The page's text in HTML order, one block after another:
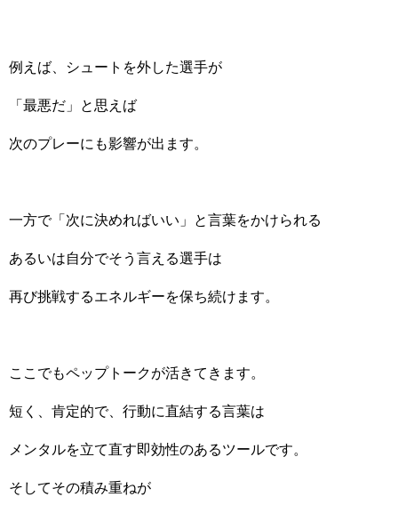
例えば、シュートを外した選手が
「最悪だ」と思えば
次のプレーにも影響が出ます。
一方で「次に決めればいい」と言葉をかけられる
あるいは自分でそう言える選手は
再び挑戦するエネルギーを保ち続けます。
ここでもペップトークが活きてきます。
短く、肯定的で、行動に直結する言葉は
メンタルを立て直す即効性のあるツールです。
そしてその積み重ねが